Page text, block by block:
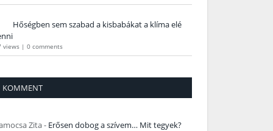
Hőségben sem szabad a kisbabákat a klíma elé
views | 0 comments
KOMMENT
Zita- Erősen dobog a szívem… Mit tegyek?